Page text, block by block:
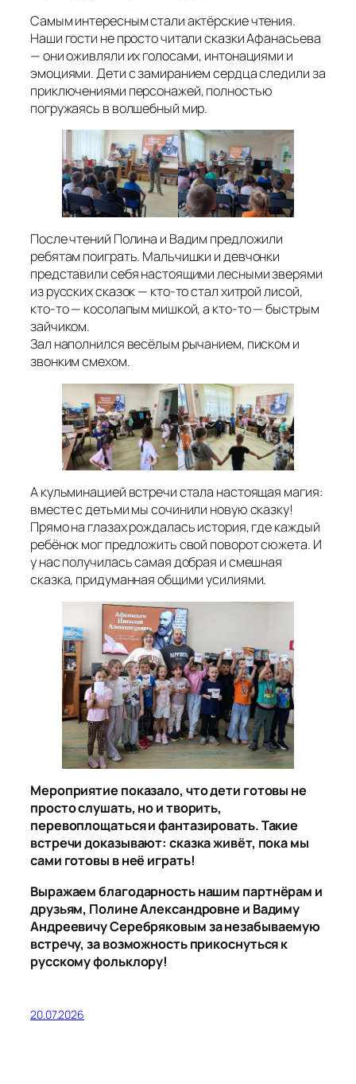
Самым интересным стали актёрские чтения.
Наши гости не просто читали сказки Афанасьева
— они оживляли их голосами, интонациями и
эмоциями. Дети с замиранием сердца следили за
приключениями персонажей, полностью
погружаясь в волшебный мир.
После чтений Полина и Вадим предложили
ребятам поиграть. Мальчишки и девчонки
представили себя настоящими лесными зверями
из русских сказок — кто-то стал хитрой лисой,
кто-то — косолапым мишкой, а кто-то — быстрым
зайчиком.
Зал наполнился весёлым рычанием, писком и
звонким смехом.
А кульминацией встречи стала настоящая магия:
вместе с детьми мы сочинили новую сказку!
Прямо на глазах рождалась история, где каждый
ребёнок мог предложить свой поворот сюжета. И
у нас получилась самая добрая и смешная
сказка, придуманная общими усилиями.
Мероприятие показало, что дети готовы не
просто слушать, но и творить,
перевоплощаться и фантазировать. Такие
встречи доказывают: сказка живёт, пока мы
сами готовы в неё играть!
Выражаем благодарность нашим партнёрам и
друзьям, Полине Александровне и Вадиму
АндреевичуСеребряковымза незабываемую
встречу, за возможность прикоснуться к
русскому фольклору!
20.07.2026